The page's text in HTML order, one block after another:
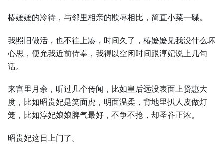
椿嬷嬷的冷待，与邻里相亲的欺辱相比，简直小菜一碟。
我照旧做活，也不往上凑，时间久了，椿嬷嬷见我没什么坏
心思，便允我近前侍奉，我得以空闲时间跟淳妃说上几句
话。
来宫里月余，听过几个传闻，比如皇后远没表面上贤惠大
度，比如昭贵妃是笑面虎，明面温柔，背地里扒人皮做灯
笼，比如淳妃娘娘脾气最好，不争不抢，却圣眷正浓。
昭贵妃这日上门了。